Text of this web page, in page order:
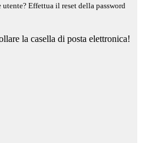
Effettua il reset della password
la casella di posta elettronica!